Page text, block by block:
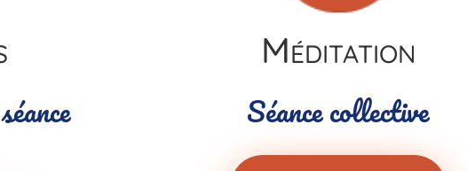
Méditation
Séance collective